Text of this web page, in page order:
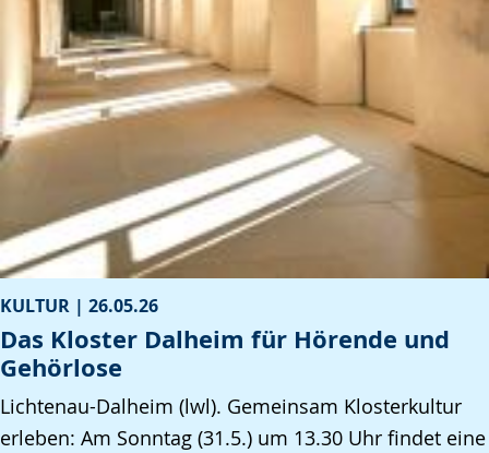
KULTUR | 26.05.26
Das Kloster Dalheim für Hörende und
Gehörlose
Lichtenau-Dalheim (lwl). Gemeinsam Klosterkultur
erleben: Am Sonntag (31.5.) um 13.30 Uhr findet eine